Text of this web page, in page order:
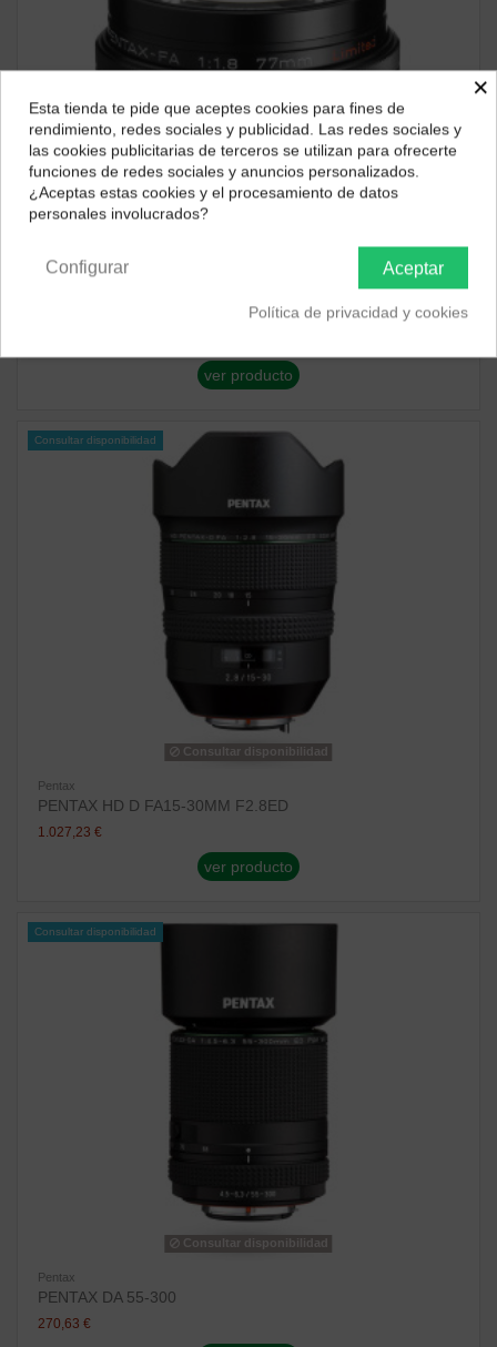
ver producto
Consultar disponibilidad
Consultar disponibilidad
Pentax
PENTAX HD D FA15-30MM F2.8ED
1.027,23 €
ver producto
Consultar disponibilidad
Consultar disponibilidad
Pentax
PENTAX DA 55-300
270,63 €
¿Dónde deseas recibir tu pedido?
Selecciona tu ubicación para mostrarte los precios e
impuestos correctos para tu región.
×
Esta tienda te pide que aceptes cookies para fines de
rendimiento, redes sociales y publicidad. Las redes sociales y
las cookies publicitarias de terceros se utilizan para ofrecerte
funciones de redes sociales y anuncios personalizados.
¿Aceptas estas cookies y el procesamiento de datos
personales involucrados?
Aceptar
Configurar
Política de privacidad y cookies